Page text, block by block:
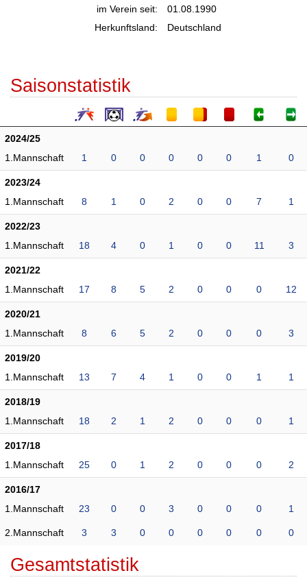
im Verein seit:
01.08.1990
Herkunftsland:
Deutschland
Saisonstatistik
2024/25
1.Mannschaft
1 0 0 0 0 0 1 0
2023/24
1.Mannschaft
8 1 0 2 0 0 7 1
2022/23
1.Mannschaft
18 4 0 1 0 0 11 3
2021/22
1.Mannschaft
17 8 5 2 0 0 0 12
2020/21
1.Mannschaft
8 6 5 2 0 0 0 3
2019/20
1.Mannschaft
13 7 4 1 0 0 1 1
2018/19
1.Mannschaft
18 2 1 2 0 0 0 1
2017/18
1.Mannschaft
25 0 1 2 0 0 0 2
2016/17
1.Mannschaft
23 0 0 3 0 0 0 1
2.Mannschaft 3 3 0 0 0 0 0 0
Gesamtstatistik